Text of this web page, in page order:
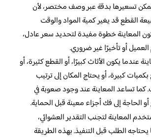
تسعيرها بدقة عبر وصف مختصر، لأن
القطع قد يغير كمية المواد والوقت
المعاينة خطوة مفيدة لتحديد سعر عادل،
أو تأخيرًا غير ضروري.
عندما يكون الأثاث كبيرًا، أو القطع كثيرة، أو
كبيرة، أو يحتاج المكان إلى ترتيب
تساعد المعاينة عند وجود صعوبة في
الحاجة إلى فك أجزاء معينة قبل الحماية.
المعاينة لتجنب التقدير العشوائي،
الطلب قبل التنفيذ. بهذه الطريقة